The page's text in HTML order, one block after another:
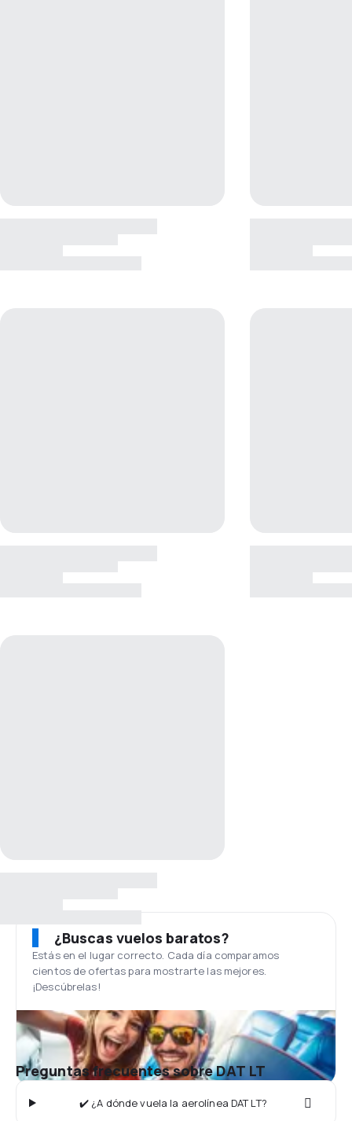
¿Buscas vuelos baratos?
Estás en el lugar correcto. Cada día comparamos
cientos de ofertas para mostrarte las mejores.
¡Descúbrelas!
Preguntas frecuentes sobre DAT LT
✔️ ¿A dónde vuela la aerolínea DAT LT?